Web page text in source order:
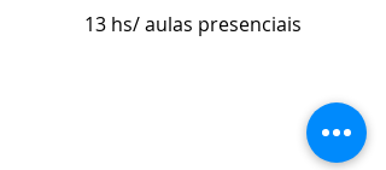
13 hs/ aulas presenciais
- whatsapp
contato@casadeteatropoa.com.br